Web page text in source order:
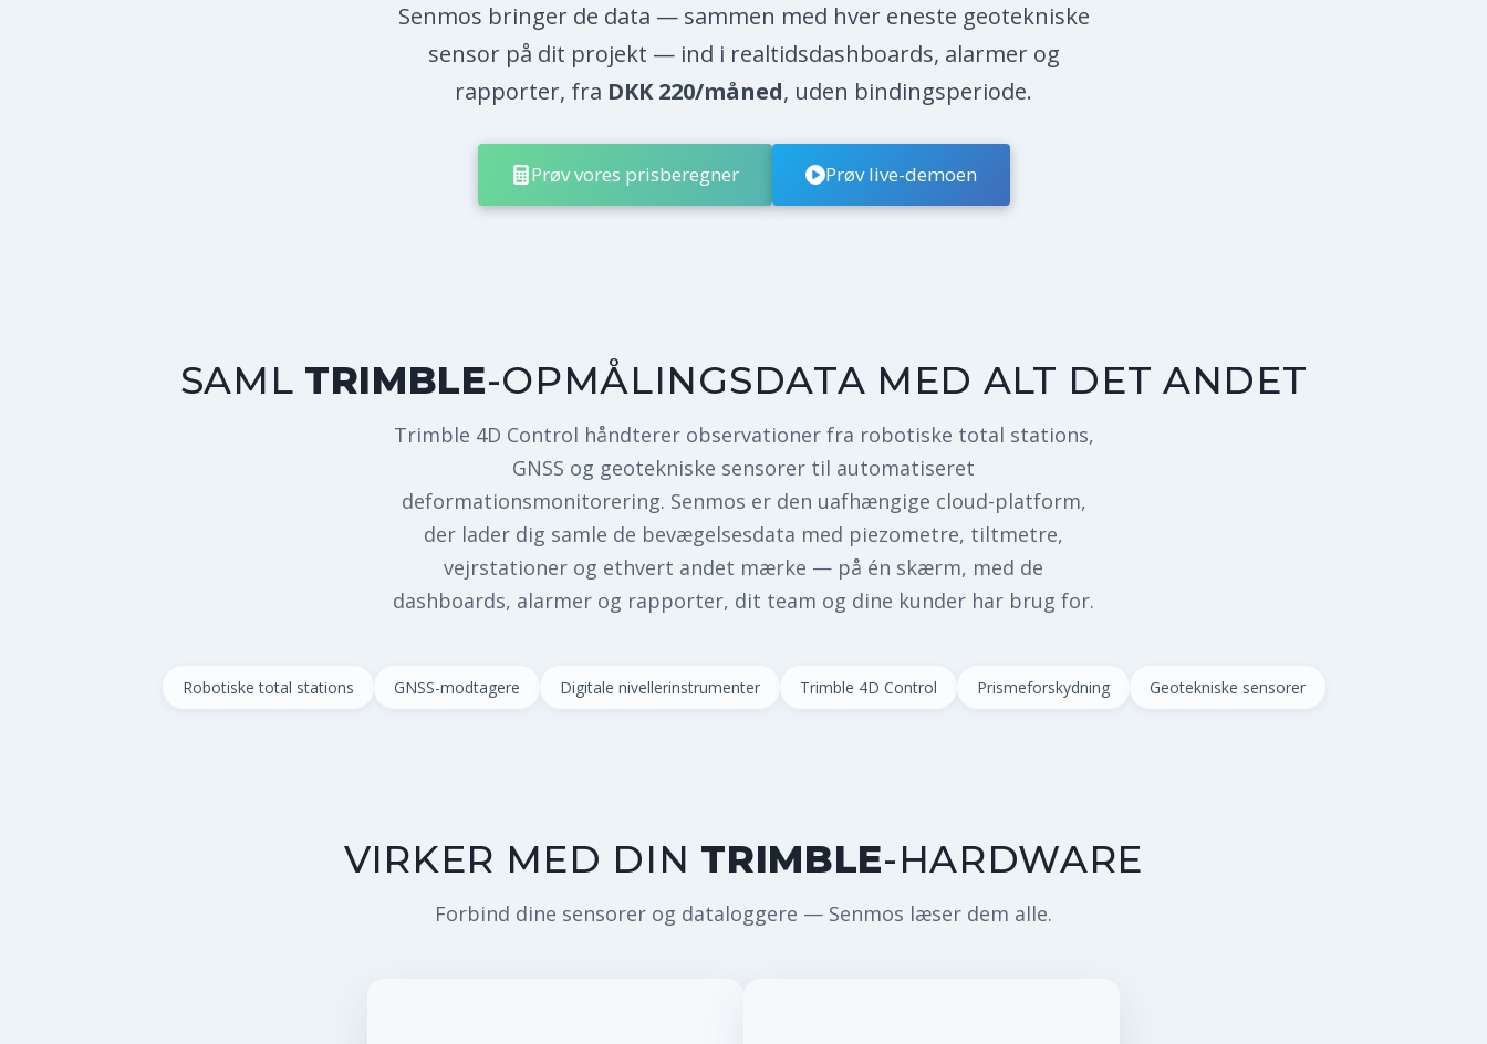
Senmos bringer de data — sammen med hver eneste geotekniske
sensor på dit projekt — ind i realtidsdashboards, alarmer og
rapporter, fra DKK 220/måned, uden bindingsperiode.
Prøv vores prisberegner Prøv live-demoen
SAML TRIMBLE-OPMÅLINGSDATA MED ALT DET ANDET
Trimble 4D Control håndterer observationer fra robotiske total stations,
GNSS og geotekniske sensorer til automatiseret
deformationsmonitorering. Senmos er den uafhængige cloud-platform,
der lader dig samle de bevægelsesdata med piezometre, tiltmetre,
vejrstationer og ethvert andet mærke — på én skærm, med de
dashboards, alarmer og rapporter, dit team og dine kunder har brug for.
Robotiske total stations GNSS-modtagere Digitale nivellerinstrumenter Trimble 4D Control Prismeforskydning Geotekniske sensorer
VIRKER MED DIN TRIMBLE-HARDWARE
Forbind dine sensorer og dataloggere — Senmos læser dem alle.